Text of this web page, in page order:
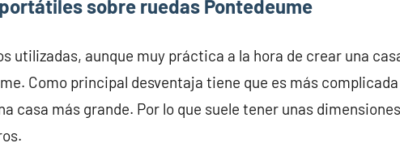
sobre ruedas Pontedeume
utilizadas, aunque muy práctica a la hora de crear una
Como principal desventaja tiene que es más
casa más grande. Por lo que suele tener unas